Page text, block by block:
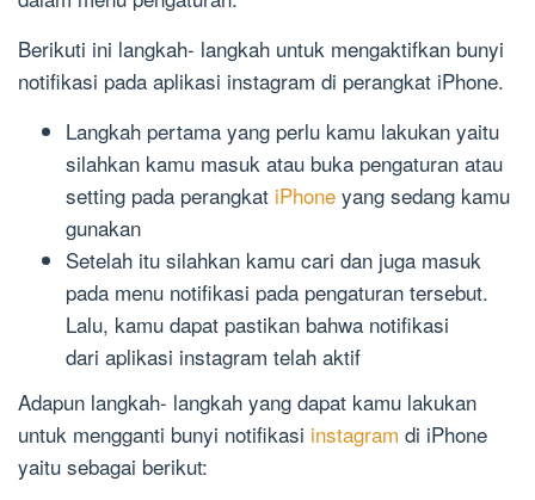
Berikuti ini langkah- langkah untuk mengaktifkan bunyi
notifikasi pada aplikasi instagram di perangkat iPhone.
Langkah pertama yang perlu kamu lakukan yaitu
silahkan kamu masuk atau buka pengaturan atau
setting pada perangkat iPhone yang sedang kamu
gunakan
Setelah itu silahkan kamu cari dan juga masuk
pada menu notifikasi pada pengaturan tersebut.
Lalu, kamu dapat pastikan bahwa notifikasi
dari aplikasi instagram telah aktif
Adapun langkah- langkah yang dapat kamu lakukan
untuk mengganti bunyi notifikasi instagram di iPhone
yaitu sebagai berikut: